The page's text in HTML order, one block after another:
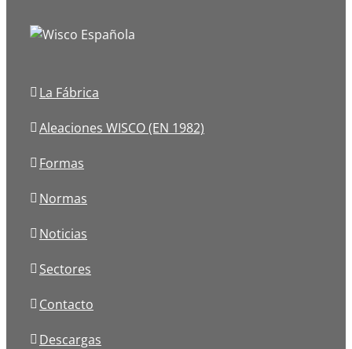
La Fábrica
Aleaciones WISCO (EN 1982)
Formas
Normas
Noticias
Sectores
Contacto
Descargas